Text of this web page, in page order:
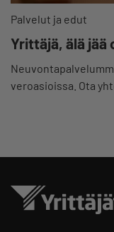
Palvelut ja edut
Yrittäjä, älä jää
veroasioissa. Ota